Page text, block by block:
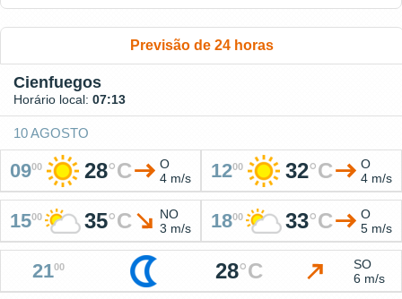
Previsão de 24 horas
Cienfuegos
Horário local: 07:13
10 AGOSTO
0900 28°C
O
4 m/s
1200 32°C
O
4 m/s
1500 35°C
NO
3 m/s
1800 33°C
O
5 m/s
2100 28°C
SO
6 m/s